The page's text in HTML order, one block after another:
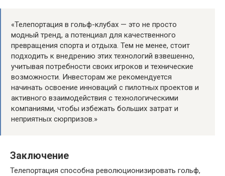
«Телепортация в гольф-клубах — это не просто
модный тренд, а потенциал для качественного
превращения спорта и отдыха. Тем не менее, стоит
подходить к внедрению этих технологий взвешенно,
учитывая потребности своих игроков и технические
возможности. Инвесторам же рекомендуется
начинать освоение инноваций с пилотных проектов и
активного взаимодействия с технологическими
компаниями, чтобы избежать больших затрат и
неприятных сюрпризов.»
Заключение
Телепортация способна революционизировать гольф,